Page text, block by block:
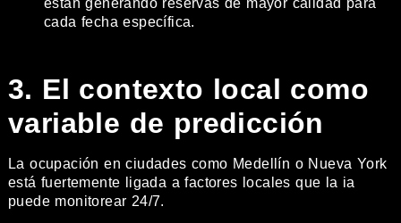
cada fecha específica.
3. El contexto local como
variable de predicción
La ocupación en ciudades como Medellín o Nueva York
está fuertemente ligada a factores locales que la ia
puede monitorear 24/7.